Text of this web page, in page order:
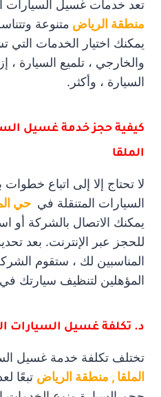
تعد خدمات غسيل السيارات
منطقة الرياض متنوعة
يمكنك اختيار الخدمات
والخارجي ، تلميع السيارة
السيارة ، وأكثر.
كيفية حجز خدمة غسيل
الملقا
لا تحتاج إلا إلى اتباع
السيارات المتنقلة في حي
يمكنك الاتصال بالشركة أو
للحجز عبر الإنترنت. بعد
المناسبين لك ، ستقوم
المؤهلين لتنظيف سيارتك
د. تكلفة غسيل السيارات
تختلف تكلفة خدمة غسيل
الملقا , منطقة الرياض تبعًا